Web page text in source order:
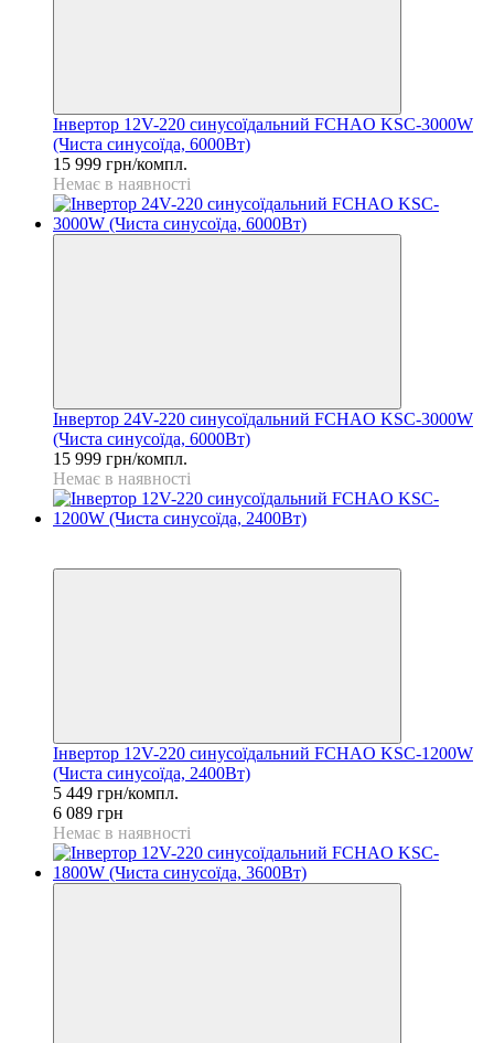
Інвертор 12V-220 синусоїдальний FCHAO KSC-3000W
(Чиста синусоїда, 6000Вт)
15 999 грн/компл.
Немає в наявності
Інвертор 24V-220 синусоїдальний FCHAO KSC-3000W
(Чиста синусоїда, 6000Вт)
15 999 грн/компл.
Немає в наявності
Інвертор 12V-220 синусоїдальний FCHAO KSC-1200W
(Чиста синусоїда, 2400Вт)
5 449 грн/компл.
6 089 грн
Немає в наявності